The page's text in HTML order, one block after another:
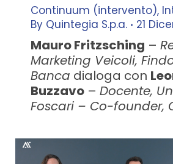
Continuum (intervento),
By Quintegia S.p.a. 21
Mauro Fritzsching –
Marketing Veicoli,
Banca dialoga con
Buzzavo – Docente,
Foscari – Co-founder,